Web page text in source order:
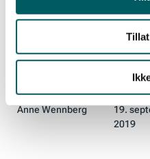
Kilder: ledernytt.no og
Skrevet av
Anne Wennberg
Dato
19.
2019